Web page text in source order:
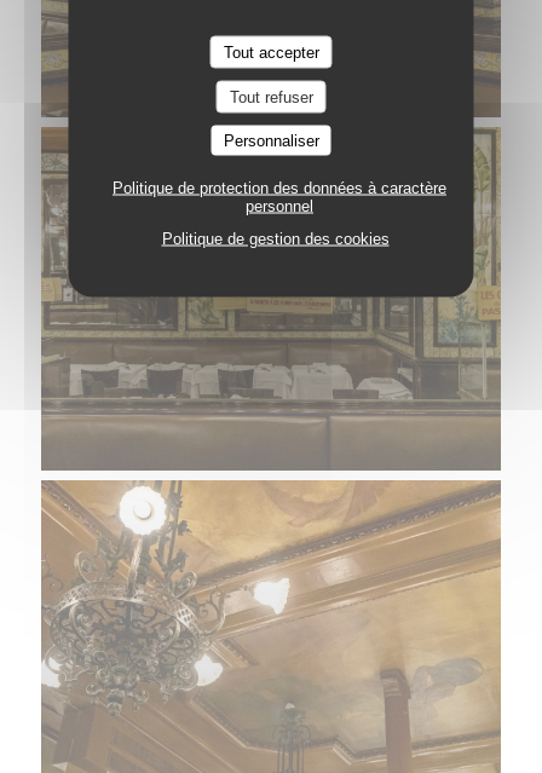
Tout accepter
Tout refuser
Personnaliser
Politique de protection des données à caractère
personnel
Politique de gestion des cookies